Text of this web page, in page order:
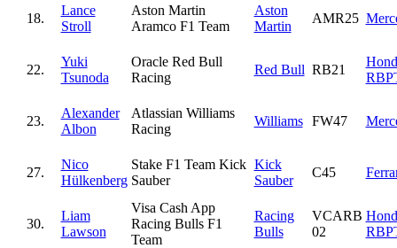
18.
Lance
Stroll
Aston Martin
Aramco F1 Team
Aston
Martin
AMR25
22.
Yuki
Tsunoda
Oracle Red Bull
Racing
Red Bull RB21
23.
Alexander
Albon
Atlassian Williams
Racing
Williams FW47
27.
Nico
Hülkenberg
Stake F1 Team Kick
Sauber
Kick
Sauber
C45
30.
Liam
Lawson
Visa Cash App
Racing Bulls F1
Team
Racing
Bulls
VCARB
02